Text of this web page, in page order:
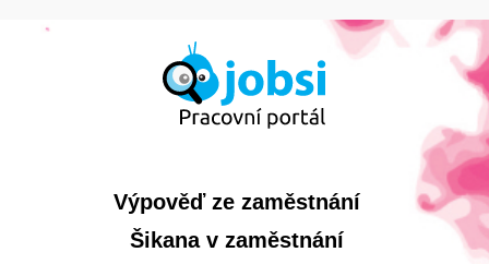
Výpověď ze zaměstnání
Šikana v zaměstnání